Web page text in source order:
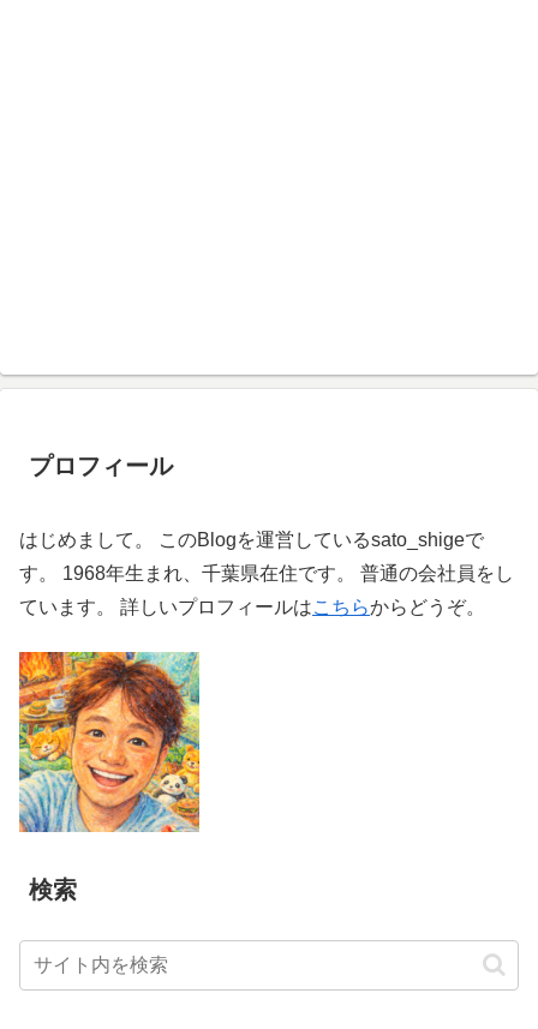
プロフィール
はじめまして。 このBlogを運営しているsato_shigeで
す。 1968年生まれ、千葉県在住です。 普通の会社員をし
ています。 詳しいプロフィールはこちらからどうぞ。
検索